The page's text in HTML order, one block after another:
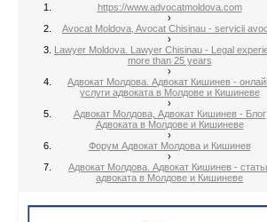
https://www.advocatmoldova.com
›
Avocat Moldova, Avocat Chisinau - servicii
›
Lawyer Moldova. Lawyer Chisinau - Legal
more than 25 years
›
Адвокат Молдова. Адвокат Кишинев -
услуги адвоката в Молдове и Кишиневе
›
Адвокат Молдова, Адвокат Кишинев - Блог
Адвоката в Молдове и Кишиневе
›
Форум Адвокат Молдова и Кишинев
›
Адвокат Молдова. Адвокат Кишинев -
адвоката в Молдове и Кишиневе